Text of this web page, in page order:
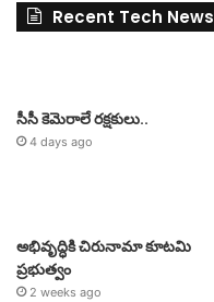
Recent Tech News
సీసీ కెమెరాలే రక్షకులు..
4 days ago
అభివృద్ధికి చిరునామా కూటమి
ప్రభుత్వం
2 weeks ago